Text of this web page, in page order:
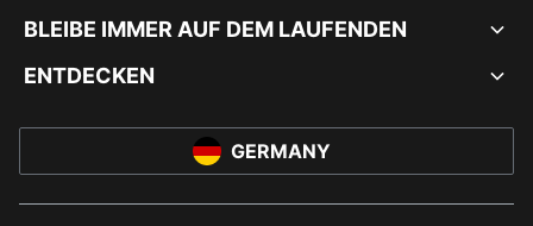
BLEIBE IMMER AUF DEM LAUFENDEN
ENTDECKEN
GERMANY